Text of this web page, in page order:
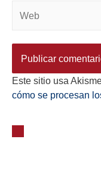
Este sitio usa
cómo se procesan